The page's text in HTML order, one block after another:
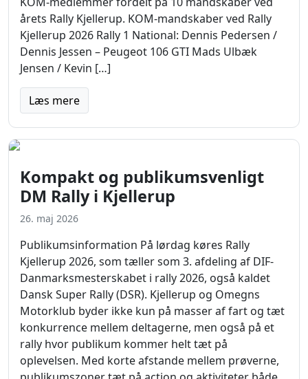
årets Rally Kjellerup. KOM-mandskaber ved Rally
Kjellerup 2026 Rally 1 National: Dennis Pedersen /
Dennis Jessen – Peugeot 106 GTI Mads Ulbæk
Jensen / Kevin […]
Læs mere
Kompakt og publikumsvenligt
DM Rally i Kjellerup
26. maj 2026
Publikumsinformation På lørdag køres Rally
Kjellerup 2026, som tæller som 3. afdeling af DIF-
Danmarksmesterskabet i rally 2026, også kaldet
Dansk Super Rally (DSR). Kjellerup og Omegns
Motorklub byder ikke kun på masser af fart og tæt
konkurrence mellem deltagerne, men også på et
rally hvor publikum kommer helt tæt på
oplevelsen. Med korte afstande mellem prøverne,